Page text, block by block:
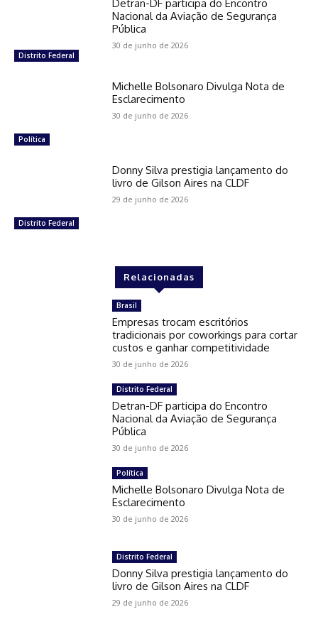
Distrito Federal
Detran-DF participa do Encontro
Nacional da Aviação de Segurança
Pública
30 de junho de 2026
Política
Michelle Bolsonaro Divulga Nota de
Esclarecimento
30 de junho de 2026
Distrito Federal
Donny Silva prestigia lançamento do
livro de Gilson Aires na CLDF
29 de junho de 2026
Relacionadas
Brasil
Empresas trocam escritórios
tradicionais por coworkings para cortar
custos e ganhar competitividade
30 de junho de 2026
Distrito Federal
Detran-DF participa do Encontro
Nacional da Aviação de Segurança
Pública
30 de junho de 2026
Política
Michelle Bolsonaro Divulga Nota de
Esclarecimento
30 de junho de 2026
Distrito Federal
Donny Silva prestigia lançamento do
livro de Gilson Aires na CLDF
29 de junho de 2026